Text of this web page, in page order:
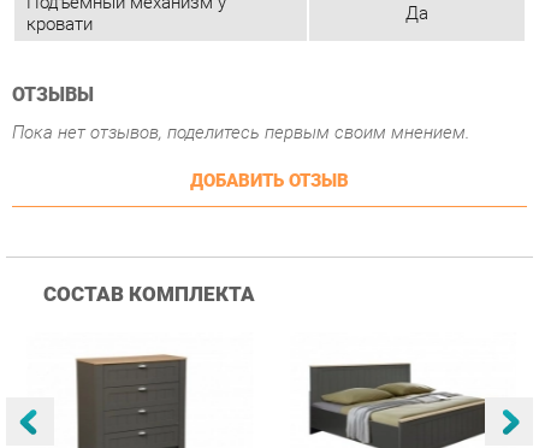
СОСТАВ КОМПЛЕКТА
Комод Олмеко Прованс
37.12 Диамант серый
13 690 ₽
Кровать 1600 с
подъемным
механизмом Олмеко
Прованс 37.25-02
Диамант серый Дуб
26 990 ₽
1